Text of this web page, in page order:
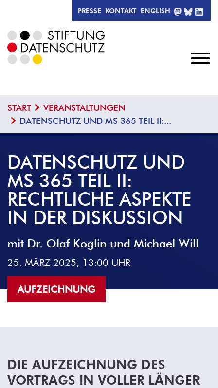
PRESSE KONTAKT ENGLISH
START
VERANSTALTUNGEN
DATENSCHUTZ UND MS 365 TEIL II:...
DATENSCHUTZ UND
MS 365 TEIL II:
RECHTLICHE ASPEKTE
IN DER DISKUSSION
mit Dr. Olaf Koglin und Michael Will
25. MÄRZ 2025, 13:00 UHR
AUFZEICHNUNG
DIE AUFZEICHNUNG DES
VORTRAGS IN VOLLER LÄNGER